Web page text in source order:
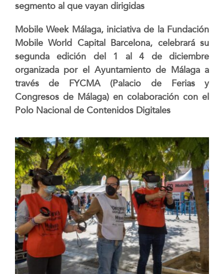
segmento al que vayan dirigidas
Mobile Week Málaga, iniciativa de la Fundación
Mobile World Capital Barcelona, celebrará su
segunda edición del 1 al 4 de diciembre
organizada por el Ayuntamiento de Málaga a
través de FYCMA (Palacio de Ferias y
Congresos de Málaga) en colaboración con el
Polo Nacional de Contenidos Digitales